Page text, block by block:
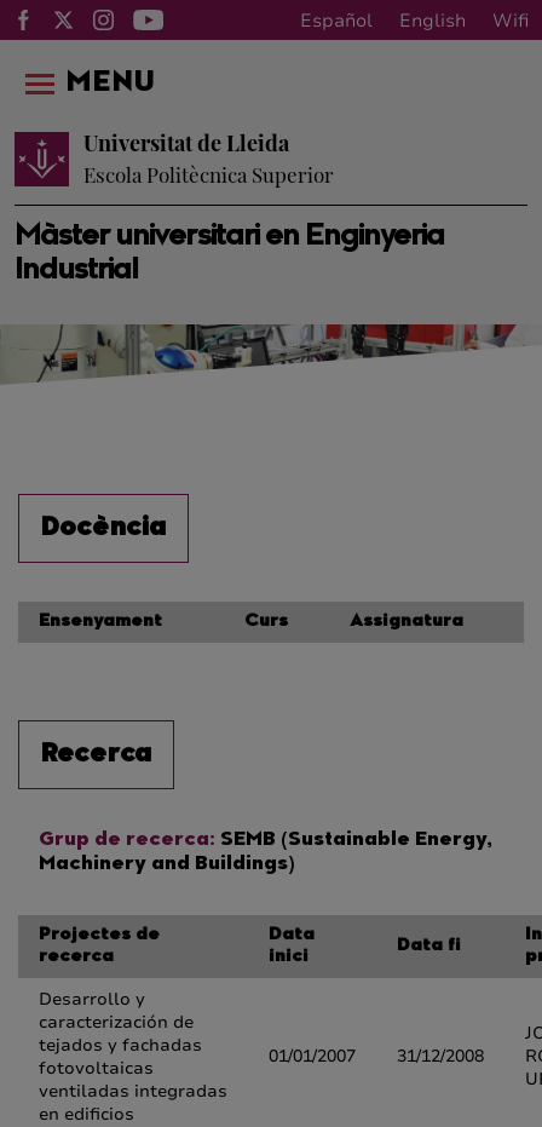
Español English Wifi
Màster universitari en Enginyeria
Industrial
Universitat de Lleida
Escola Politècnica Superior
MENU
Docència
Ensenyament Curs Assignatura
Recerca
Grup de recerca: SEMB (Sustainable Energy,
Machinery and Buildings)
Projectes de
recerca
Data
inici
Data fi
Desarrollo y
caracterización de
tejados y fachadas
fotovoltaicas
ventiladas integradas
en edificios
01/01/2007 31/12/2008